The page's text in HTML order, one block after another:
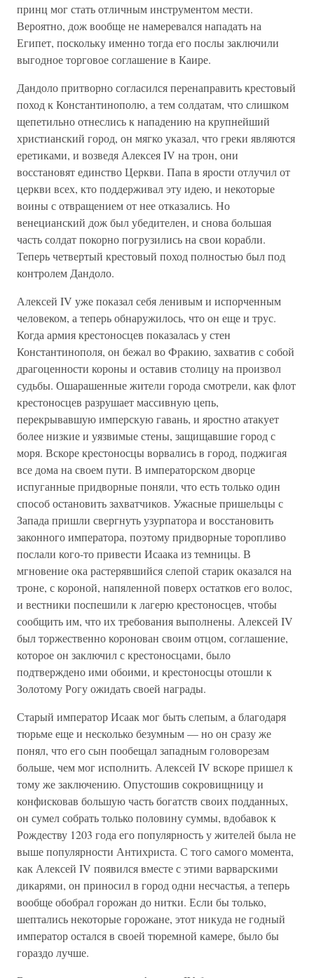
принц мог стать отличным инструментом мести.
Вероятно, дож вообще не намеревался нападать на
Египет, поскольку именно тогда его послы заключили
выгодное торговое соглашение в Каире.
Дандоло притворно согласился перенаправить крестовый
поход к Константинополю, а тем солдатам, что слишком
щепетильно отнеслись к нападению на крупнейший
христианский город, он мягко указал, что греки являются
еретиками, и возведя Алексея IV на трон, они
восстановят единство Церкви. Папа в ярости отлучил от
церкви всех, кто поддерживал эту идею, и некоторые
воины с отвращением от нее отказались. Но
венецианский дож был убедителен, и снова большая
часть солдат покорно погрузились на свои корабли.
Теперь четвертый крестовый поход полностью был под
контролем Дандоло.
Алексей IV уже показал себя ленивым и испорченным
человеком, а теперь обнаружилось, что он еще и трус.
Когда армия крестоносцев показалась у стен
Константинополя, он бежал во Фракию, захватив с собой
драгоценности короны и оставив столицу на произвол
судьбы. Ошарашенные жители города смотрели, как флот
крестоносцев разрушает массивную цепь,
перекрывавшую имперскую гавань, и яростно атакует
более низкие и уязвимые стены, защищавшие город с
моря. Вскоре крестоносцы ворвались в город, поджигая
все дома на своем пути. В императорском дворце
испуганные придворные поняли, что есть только один
способ остановить захватчиков. Ужасные пришельцы с
Запада пришли свергнуть узурпатора и восстановить
законного императора, поэтому придворные торопливо
послали кого-то привести Исаака из темницы. В
мгновение ока растерявшийся слепой старик оказался на
троне, с короной, напяленной поверх остатков его волос,
и вестники поспешили к лагерю крестоносцев, чтобы
сообщить им, что их требования выполнены. Алексей IV
был торжественно коронован своим отцом, соглашение,
которое он заключил с крестоносцами, было
подтверждено ими обоими, и крестоносцы отошли к
Золотому Рогу ожидать своей награды.
Старый император Исаак мог быть слепым, а благодаря
тюрьме еще и несколько безумным — но он сразу же
понял, что его сын пообещал западным головорезам
больше, чем мог исполнить. Алексей IV вскоре пришел к
тому же заключению. Опустошив сокровищницу и
конфисковав большую часть богатств своих подданных,
он сумел собрать только половину суммы, вдобавок к
Рождеству 1203 года его популярность у жителей была не
выше популярности Антихриста. С того самого момента,
как Алексей IV появился вместе с этими варварскими
дикарями, он приносил в город одни несчастья, а теперь
вообще обобрал горожан до нитки. Если бы только,
шептались некоторые горожане, этот никуда не годный
император остался в своей тюремной камере, было бы
гораздо лучше.